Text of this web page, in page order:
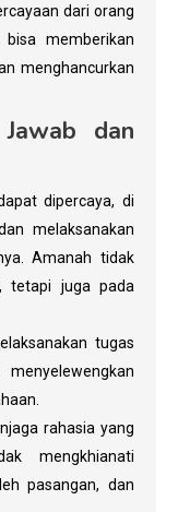
dari orang
bisa memberikan
menghancurkan
dan
dipercaya, di
melaksanakan
Amanah tidak
tetapi juga pada
tugas
rahasia yang
mengkhianati
pasangan, dan